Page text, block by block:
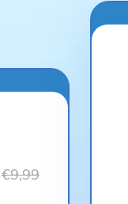
€9,99